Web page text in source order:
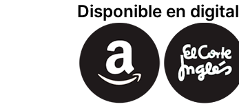
Disponible en digital